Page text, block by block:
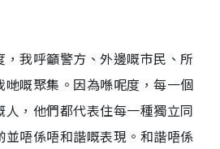
我呼籲警方、外邊嘅市民、所
哋嘅聚集。因為喺呢度，每一個
，他們都代表住每一種獨立同
並唔係唔和諧嘅表現。和諧唔係